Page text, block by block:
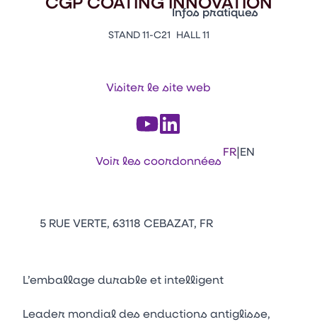
Vitrine Innovations
Emballages
Infos pratiques
Contacts
Appuyez sur Entrée pour
FR|EN
STAND 11-C21 HALL 11
Visiter le site web
Voir les coordonnées
5 RUE VERTE, 63118 CEBAZAT, FR
L’emballage durable et intelligent
Leader mondial des enductions antiglisse,